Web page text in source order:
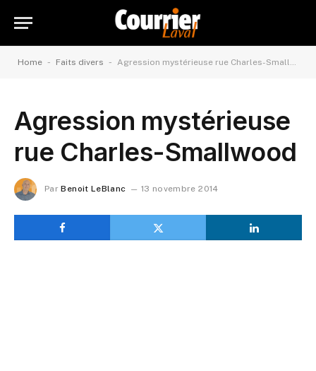
Home - Faits divers - Agression mystérieuse rue Charles-Smallwood
Agression mystérieuse
rue Charles-Smallwood
Par Benoit LeBlanc 13 novembre 2014